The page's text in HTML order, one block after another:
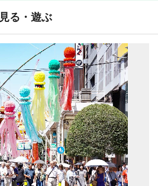
見る・遊ぶ